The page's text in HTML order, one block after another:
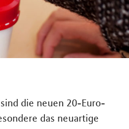
die neuen 20-Euro-
das neuartige